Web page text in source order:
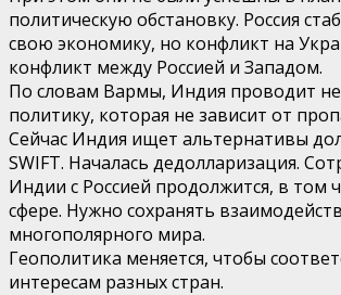
политическую обстановку. Россия
свою экономику, но конфликт на
конфликт между Россией и Западом.
По словам Вармы, Индия проводит
политику, которая не зависит от
Сейчас Индия ищет альтернативы
SWIFT. Началась дедолларизация.
Индии с Россией продолжится, в том
сфере. Нужно сохранять
многополярного мира.
Геополитика меняется, чтобы
интересам разных стран.